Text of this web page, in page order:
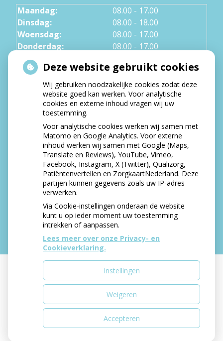
Maandag:
08.00 - 17.00
Dinsdag:
08.00 - 18.00
Woensdag:
08.00 - 17.00
Donderdag:
08.00 - 17.00
Vrijdag:
NIEUWS
Let op: valse Infomedics-mails over
openstaande rekening
Tanden bleken? Laat het veilig doen!
Gezond tandvlees: de basis voor een gezonde
mond
Naar de tandarts in het buitenland? Wees op je
hoede!
(Mond)zorgkosten gemaakt in 2025? Check of
die aftrekbaar zijn
Uw Zorg Online|Beheer
Privacy verklaring Cookie-instellingen Voorwaarden
Deze website gebruikt cookies
Wij gebruiken noodzakelijke cookies zodat deze
website goed kan werken. Voor analytische
cookies en externe inhoud vragen wij uw
toestemming.
Voor analytische cookies werken wij samen met
Matomo en Google Analytics. Voor externe
inhoud werken wij samen met Google (Maps,
Translate en Reviews), YouTube, Vimeo,
Facebook, Instagram, X (Twitter), Qualizorg,
Patiëntenvertellen en ZorgkaartNederland. Deze
partijen kunnen gegevens zoals uw IP-adres
verwerken.
Via Cookie-instellingen onderaan de website
kunt u op ieder moment uw toestemming
intrekken of aanpassen.
Lees meer over onze Privacy- en
Cookieverklaring.
Instellingen
Weigeren
Accepteren